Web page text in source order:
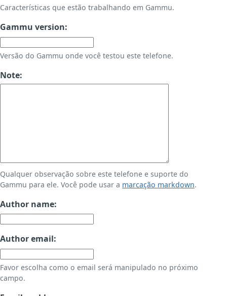
Características que estão trabalhando em Gammu.
Gammu version:
Versão do Gammu onde você testou este telefone.
Note:
Qualquer observação sobre este telefone e suporte do
Gammu para ele. Você pode usar a marcação markdown.
Author name:
Author email:
Favor escolha como o email será manipulado no próximo
campo.